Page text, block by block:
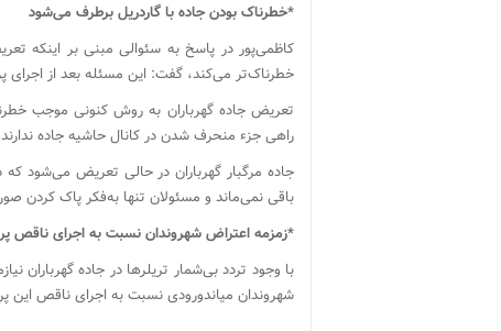
*خطرناک بودن جاده با گاردریل برطرف می‌شود
کاظمی‌پور در پاسخ به سئوالی مبنی بر اینکه
خطرناک‌تر می‌کند، گفت: این مسئله بعد از اجرای
تعریض جاده گهرباران به روش کنونی موجب
راهی جزء منحرف شدن در کانال حاشیه جاده ندارند
جاده مرگبار گهرباران در حالی تعریض می‌شود که
باقی نمی‌ماند و مسئولان تنها به‌فکر پاک کردن
*زمزمه اعتراض شهروندان نسبت به اجرای ناقص
با وجود تردد بی‌شمار تریلرها در جاده گهرباران
شهروندان میاندورودی نسبت به اجرای ناقص این